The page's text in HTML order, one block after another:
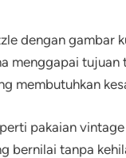
dengan gambar
menggapai tujuan
membutuhkan
pakaian
bernilai tanpa